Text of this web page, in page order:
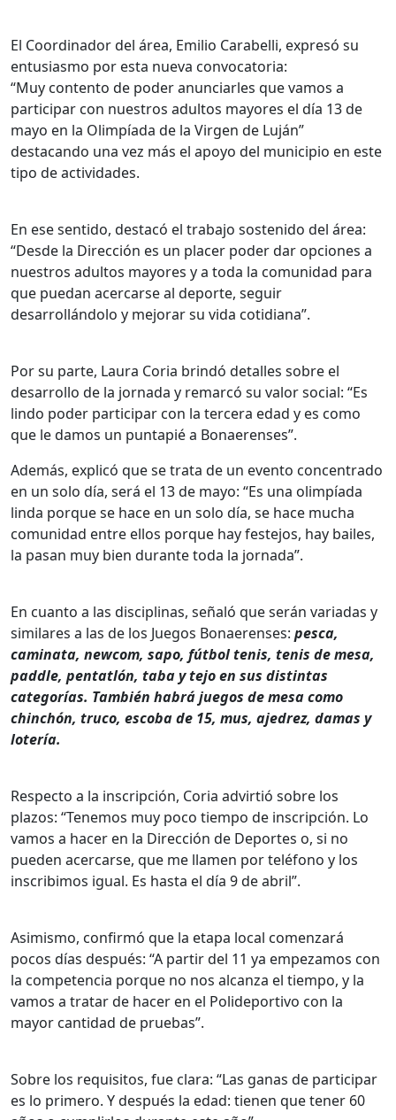
El Coordinador del área, Emilio Carabelli, expresó su
entusiasmo por esta nueva convocatoria:
“Muy contento de poder anunciarles que vamos a
participar con nuestros adultos mayores el día 13 de
mayo en la Olimpíada de la Virgen de Luján”
destacando una vez más el apoyo del municipio en este
tipo de actividades.
En ese sentido, destacó el trabajo sostenido del área:
“Desde la Dirección es un placer poder dar opciones a
nuestros adultos mayores y a toda la comunidad para
que puedan acercarse al deporte, seguir
desarrollándolo y mejorar su vida cotidiana”.
Por su parte, Laura Coria brindó detalles sobre el
desarrollo de la jornada y remarcó su valor social: “Es
lindo poder participar con la tercera edad y es como
que le damos un puntapié a Bonaerenses”.
Además, explicó que se trata de un evento concentrado
en un solo día, será el 13 de mayo: “Es una olimpíada
linda porque se hace en un solo día, se hace mucha
comunidad entre ellos porque hay festejos, hay bailes,
la pasan muy bien durante toda la jornada”.
En cuanto a las disciplinas, señaló que serán variadas y
similares a las de los Juegos Bonaerenses: pesca,
caminata, newcom, sapo, fútbol tenis, tenis de mesa,
paddle, pentatlón, taba y tejo en sus distintas
categorías. También habrá juegos de mesa como
chinchón, truco, escoba de 15, mus, ajedrez, damas y
lotería.
Respecto a la inscripción, Coria advirtió sobre los
plazos: “Tenemos muy poco tiempo de inscripción. Lo
vamos a hacer en la Dirección de Deportes o, si no
pueden acercarse, que me llamen por teléfono y los
inscribimos igual. Es hasta el día 9 de abril”.
Asimismo, confirmó que la etapa local comenzará
pocos días después: “A partir del 11 ya empezamos con
la competencia porque no nos alcanza el tiempo, y la
vamos a tratar de hacer en el Polideportivo con la
mayor cantidad de pruebas”.
Sobre los requisitos, fue clara: “Las ganas de participar
es lo primero. Y después la edad: tienen que tener 60